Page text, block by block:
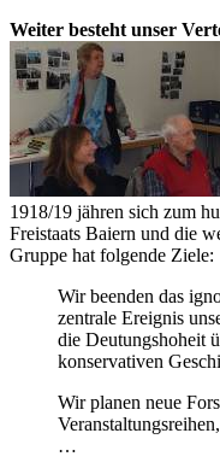
Weiter besteht unser
1918/19 jähren sich zum
Freistaats Baiern und die
Gruppe hat folgende Ziele:
Wir beenden das
zentrale Ereignis
die Deutungshoheit
konservativen
Wir planen neue
…